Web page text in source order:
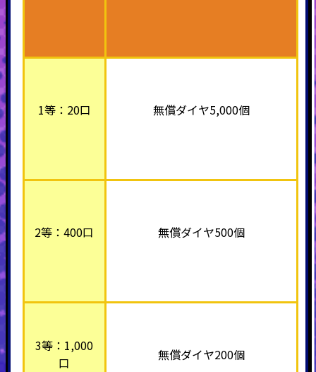
1等：20口 無償ダイヤ5,000個
2等：400口 無償ダイヤ500個
3等：1,000
口
無償ダイヤ200個